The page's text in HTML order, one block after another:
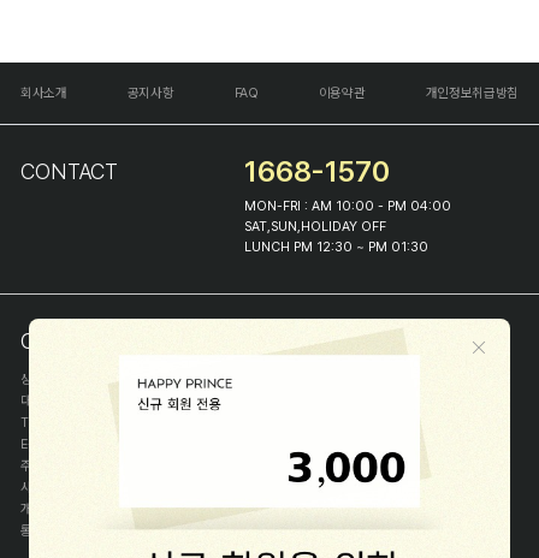
회사소개 공지사항 FAQ 이용약관 개인정보취급방침
CONTACT 1668-1570
MON-FRI : AM 10:00 - PM 04:00
SAT,SUN,HOLIDAY OFF
LUNCH PM 12:30 ~ PM 01:30
COMPANY INFO
상호
(주)해피프린스
대표
이화진
TEL
E-MAIL
주소
사업자등록번호
개인정보관리자
이화진
통신판매신고번호
제 2018-서울종로-1384 호[사업자정보확인]